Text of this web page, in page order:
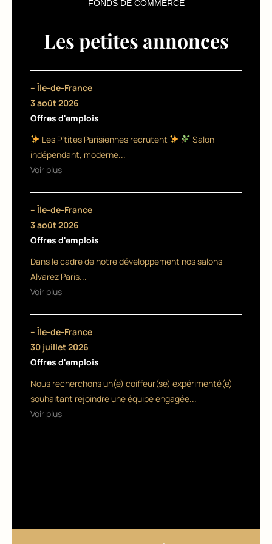
F
u
rt
e
r
er
et
M
ul
at
o
août
2026
ACTUALI
FONDS DE COMMERCE
Les petites annonces
– Île-de-France
3 août 2026
Offres d'emplois
Les P’tites Parisiennes recrutent
Salon
indépendant, moderne...
Voir plus
– Île-de-France
3 août 2026
Offres d'emplois
Dans le cadre de notre développement nos salons
Alvarez Paris...
Voir plus
– Île-de-France
30 juillet 2026
Offres d'emplois
Nous recherchons un(e) coiffeur(se) expérimenté(e)
souhaitant rejoindre une équipe engagée...
Voir plus